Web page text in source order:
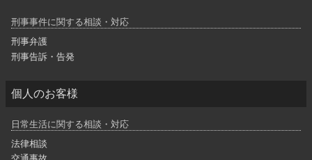
刑事事件に関する相談・対応
刑事弁護
刑事告訴・告発
個人のお客様
日常生活に関する相談・対応
法律相談